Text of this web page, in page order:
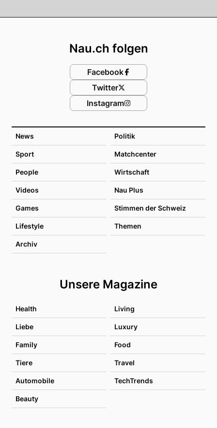
News Politik
Sport Matchcenter
People Wirtschaft
Videos Nau Plus
Games Stimmen der Schweiz
Lifestyle Themen
Archiv
Unsere Magazine
Health Living
Liebe Luxury
Family Food
Tiere Travel
Automobile TechTrends
Beauty
Nau.ch folgen
Facebook
Twitter
Instagram